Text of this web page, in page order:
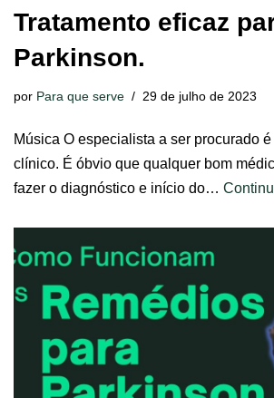
Tratamento eficaz
Parkinson.
por Para que serve 29 de julho de 2023
Música O especialista a ser procurado
clínico. É óbvio que qualquer bom
fazer o diagnóstico e início do…